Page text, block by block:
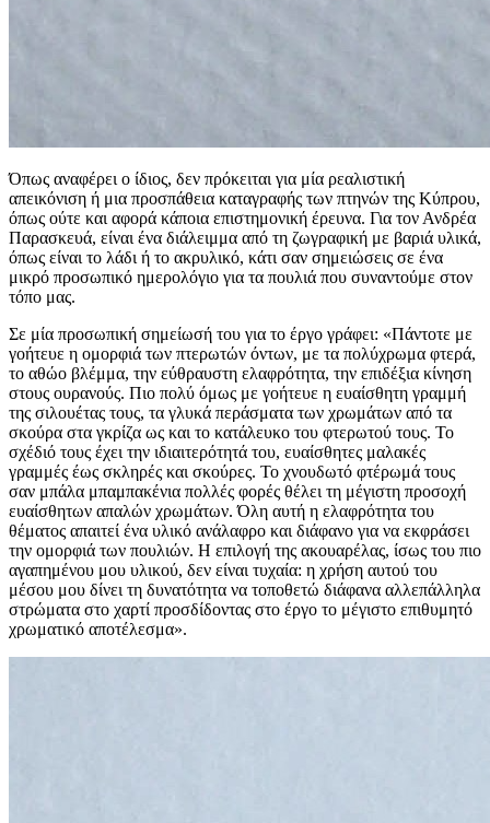
Όπως αναφέρει ο ίδιος, δεν πρόκειται για μία ρεαλιστική
απεικόνιση ή μια προσπάθεια καταγραφής των πτηνών της Κύπρου,
όπως ούτε και αφορά κάποια επιστημονική έρευνα. Για τον Ανδρέα
Παρασκευά, είναι ένα διάλειμμα από τη ζωγραφική με βαριά υλικά,
όπως είναι το λάδι ή το ακρυλικό, κάτι σαν σημειώσεις σε ένα
μικρό προσωπικό ημερολόγιο για τα πουλιά που συναντούμε στον
τόπο μας.
Σε μία προσωπική σημείωσή του για το έργο γράφει: «Πάντοτε με
γοήτευε η ομορφιά των πτερωτών όντων, με τα πολύχρωμα φτερά,
το αθώο βλέμμα, την εύθραυστη ελαφρότητα, την επιδέξια κίνηση
στους ουρανούς. Πιο πολύ όμως με γοήτευε η ευαίσθητη γραμμή
της σιλουέτας τους, τα γλυκά περάσματα των χρωμάτων από τα
σκούρα στα γκρίζα ως και το κατάλευκο του φτερωτού τους. Το
σχέδιό τους έχει την ιδιαιτερότητά του, ευαίσθητες μαλακές
γραμμές έως σκληρές και σκούρες. Το χνουδωτό φτέρωμά τους
σαν μπάλα μπαμπακένια πολλές φορές θέλει τη μέγιστη προσοχή
ευαίσθητων απαλών χρωμάτων. Όλη αυτή η ελαφρότητα του
θέματος απαιτεί ένα υλικό ανάλαφρο και διάφανο για να εκφράσει
την ομορφιά των πουλιών. Η επιλογή της ακουαρέλας, ίσως του πιο
αγαπημένου μου υλικού, δεν είναι τυχαία: η χρήση αυτού του
μέσου μου δίνει τη δυνατότητα να τοποθετώ διάφανα αλλεπάλληλα
στρώματα στο χαρτί προσδίδοντας στο έργο το μέγιστο επιθυμητό
χρωματικό αποτέλεσμα».